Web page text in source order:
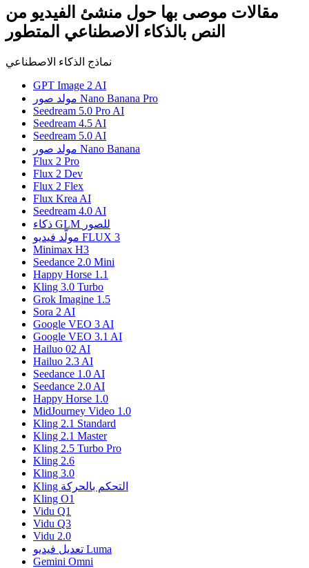
مقالات موصى بها حول منشئ الفيديو من
النص بالذكاء الاصطناعي المتطور
نماذج الذكاء الاصطناعي
GPT Image 2 AI
مولد صور Nano Banana Pro
Seedream 5.0 Pro AI
Seedream 4.5 AI
Seedream 5.0 AI
مولد صور Nano Banana
Flux 2 Pro
Flux 2 Dev
Flux 2 Flex
Flux Krea AI
Seedream 4.0 AI
ذكاء GLM للصور
مولّد فيديو FLUX 3
Minimax H3
Seedance 2.0 Mini
Happy Horse 1.1
Kling 3.0 Turbo
Grok Imagine 1.5
Sora 2 AI
Google VEO 3 AI
Google VEO 3.1 AI
Hailuo 02 AI
Hailuo 2.3 AI
Seedance 1.0 AI
Seedance 2.0 AI
Happy Horse 1.0
MidJourney Video 1.0
Kling 2.1 Standard
Kling 2.1 Master
Kling 2.5 Turbo Pro
Kling 2.6
Kling 3.0
Kling التحكم بالحركة
Kling O1
Vidu Q1
Vidu Q3
Vidu 2.0
تعديل فيديو Luma
Gemini Omni